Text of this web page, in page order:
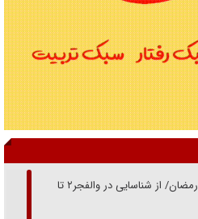
از گمنام‌ترین فرماندهان شهید جنگ رمضان/ از شناسایی در والفجر۲ تا